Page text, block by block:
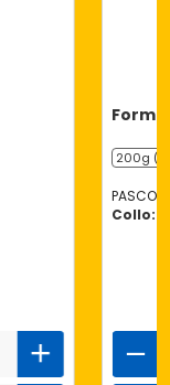
200g (2
PASCOLI
Collo: